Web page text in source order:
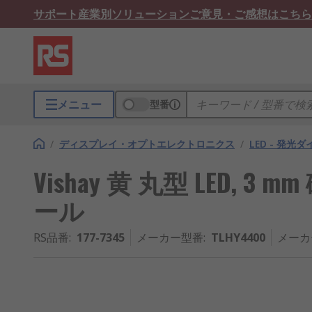
サポート産業別ソリューションご意見・ご感想はこちら
メニュー 型番
/ ディスプレイ・オプトエレクトロニクス / LED - 発光ダ
Vishay 黄 丸型 LED, 3
ール
RS品番: 177-7345 メーカー型番: TLHY4400 メー